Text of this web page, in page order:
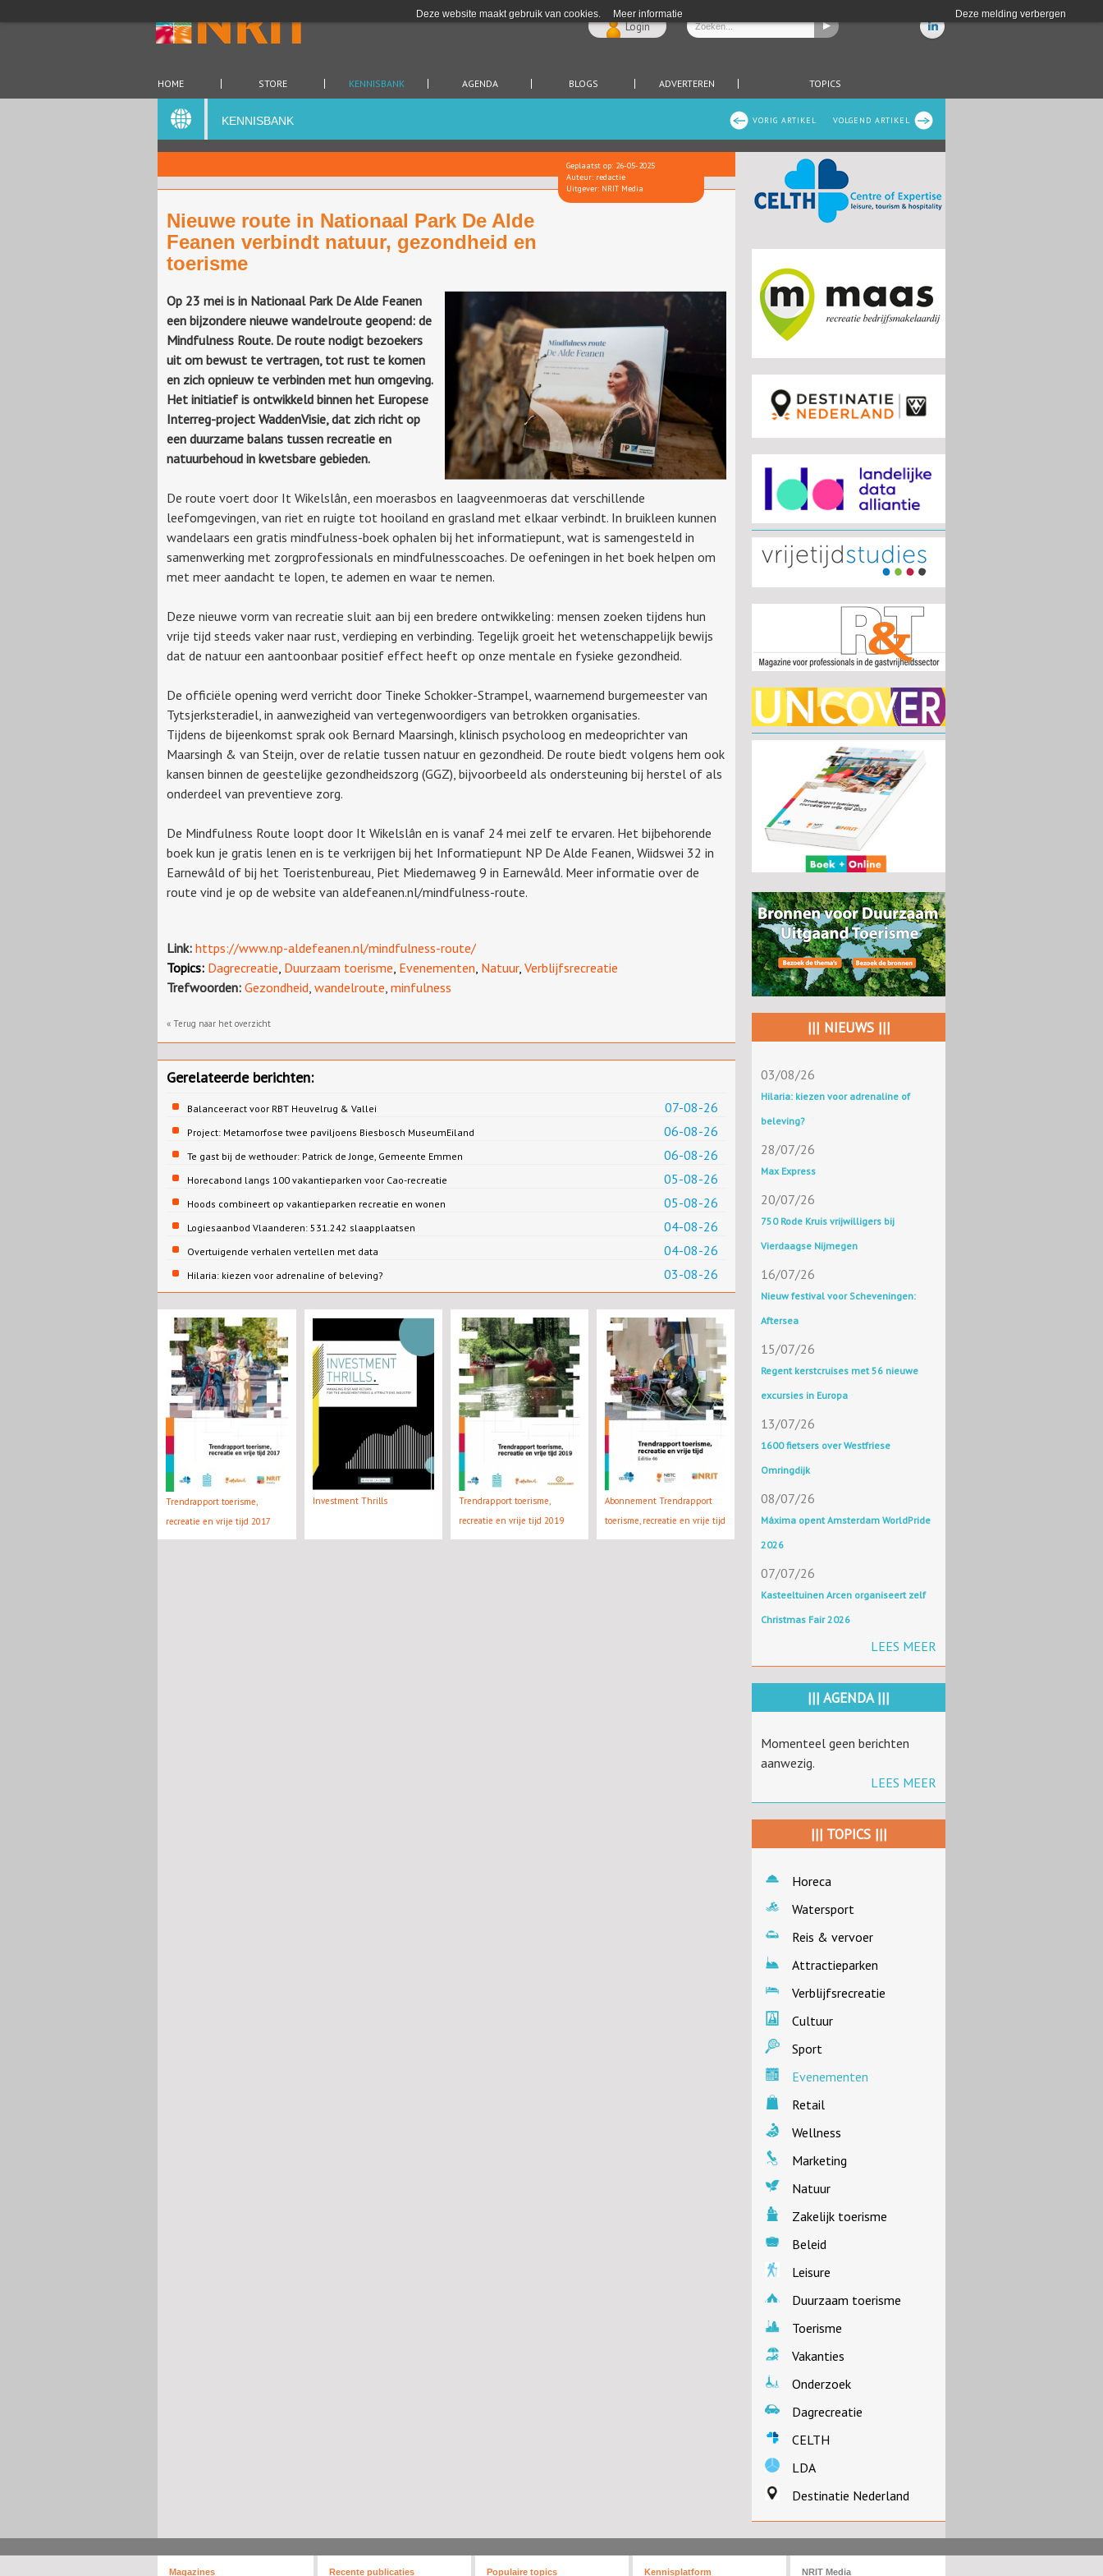
Deze website maakt gebruik van cookies. Meer informatie Deze melding verbergen
Login
HOME STORE KENNISBANK AGENDA BLOGS ADVERTEREN TOPICS
VOLGEND ARTIKEL
VORIG ARTIKEL
KENNISBANK
Geplaatst op: 26-05-2025
Auteur: redactie
Uitgever: NRIT Media
Nieuwe route in Nationaal Park De Alde
Feanen verbindt natuur, gezondheid en
toerisme
Op 23 mei is in Nationaal Park De Alde Feanen
een bijzondere nieuwe wandelroute geopend: de
Mindfulness Route. De route nodigt bezoekers
uit om bewust te vertragen, tot rust te komen
en zich opnieuw te verbinden met hun omgeving.
Het initiatief is ontwikkeld binnen het Europese
Interreg-project WaddenVisie, dat zich richt op
een duurzame balans tussen recreatie en
natuurbehoud in kwetsbare gebieden.
De route voert door It Wikelslân, een moerasbos en laagveenmoeras dat verschillende
leefomgevingen, van riet en ruigte tot hooiland en grasland met elkaar verbindt. In bruikleen kunnen
wandelaars een gratis mindfulness-boek ophalen bij het informatiepunt, wat is samengesteld in
samenwerking met zorgprofessionals en mindfulnesscoaches. De oefeningen in het boek helpen om
met meer aandacht te lopen, te ademen en waar te nemen.
Deze nieuwe vorm van recreatie sluit aan bij een bredere ontwikkeling: mensen zoeken tijdens hun
vrije tijd steeds vaker naar rust, verdieping en verbinding. Tegelijk groeit het wetenschappelijk bewijs
dat de natuur een aantoonbaar positief effect heeft op onze mentale en fysieke gezondheid.
De officiële opening werd verricht door Tineke Schokker-Strampel, waarnemend burgemeester van
Tytsjerksteradiel, in aanwezigheid van vertegenwoordigers van betrokken organisaties.
Tijdens de bijeenkomst sprak ook Bernard Maarsingh, klinisch psycholoog en medeoprichter van
Maarsingh & van Steijn, over de relatie tussen natuur en gezondheid. De route biedt volgens hem ook
kansen binnen de geestelijke gezondheidszorg (GGZ), bijvoorbeeld als ondersteuning bij herstel of als
onderdeel van preventieve zorg.
De Mindfulness Route loopt door It Wikelslân en is vanaf 24 mei zelf te ervaren. Het bijbehorende
boek kun je gratis lenen en is te verkrijgen bij het Informatiepunt NP De Alde Feanen, Wiidswei 32 in
Earnewâld of bij het Toeristenbureau, Piet Miedemaweg 9 in Earnewâld. Meer informatie over de
route vind je op de website van aldefeanen.nl/mindfulness-route.
Link: https://www.np-aldefeanen.nl/mindfulness-route/
Topics: Dagrecreatie Duurzaam toerisme Evenementen Natuur, Verblijfsrecreatie
Trefwoorden: Gezondheid wandelroute minfulness
« Terug naar het overzicht
Gerelateerde berichten:
07-08-26
Balanceeract voor RBT Heuvelrug & Vallei
06-08-26
Project: Metamorfose twee paviljoens Biesbosch MuseumEiland
06-08-26
Te gast bij de wethouder: Patrick de Jonge, Gemeente Emmen
05-08-26
Horecabond langs 100 vakantieparken voor Cao-recreatie
05-08-26
Hoods combineert op vakantieparken recreatie en wonen
04-08-26
Logiesaanbod Vlaanderen: 531.242 slaapplaatsen
04-08-26
Overtuigende verhalen vertellen met data
03-08-26
Hilaria: kiezen voor adrenaline of beleving?
Trendrapport toerisme,
recreatie en vrije tijd 2017
Investment Thrills
Trendrapport toerisme,
recreatie en vrije tijd 2019
Abonnement Trendrapport
toerisme, recreatie en vrije tijd
||| NIEUWS |||
03/08/26
Hilaria: kiezen voor adrenaline of
beleving?
28/07/26
Max Express
20/07/26
750 Rode Kruis vrijwilligers bij
Vierdaagse Nijmegen
16/07/26
Nieuw festival voor Scheveningen:
Aftersea
15/07/26
Regent kerstcruises met 56 nieuwe
excursies in Europa
13/07/26
1600 fietsers over Westfriese
Omringdijk
08/07/26
Máxima opent Amsterdam WorldPride
2026
07/07/26
Kasteeltuinen Arcen organiseert zelf
Christmas Fair 2026
LEES MEER
||| AGENDA |||
Momenteel geen berichten
aanwezig.
LEES MEER
||| TOPICS |||
Horeca
Watersport
Reis & vervoer
Attractieparken
Verblijfsrecreatie
Cultuur
Sport
Evenementen
Retail
Wellness
Marketing
Natuur
Zakelijk toerisme
Beleid
Leisure
Duurzaam toerisme
Toerisme
Vakanties
Onderzoek
Dagrecreatie
CELTH
LDA
Destinatie Nederland
Magazines Recente publicaties Populaire topics Kennisplatform NRIT Media